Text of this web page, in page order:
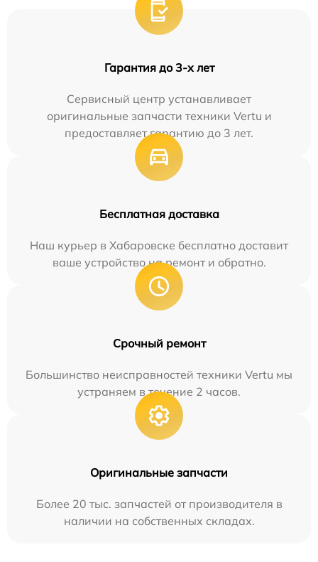
Гарантия до 3-х лет
Сервисный центр устанавливает
оригинальные запчасти техники Vertu и
предоставляет гарантию до 3 лет.
Бесплатная доставка
Наш курьер в Хабаровске бесплатно доставит
ваше устройство на ремонт и обратно.
Срочный ремонт
Большинство неисправностей техники Vertu мы
устраняем в течение 2 часов.
Оригинальные запчасти
Более 20 тыс. запчастей от производителя в
наличии на собственных складах.